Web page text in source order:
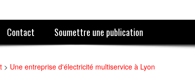
Contact Soumettre une publication
> Une entreprise d'électricité multiservice à Lyon